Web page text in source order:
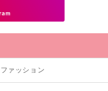
ファッション